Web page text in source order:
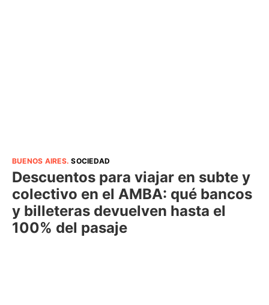
BUENOS AIRES.SOCIEDAD
Descuentos para viajar en subte y
colectivo en el AMBA: qué bancos
y billeteras devuelven hasta el
100% del pasaje